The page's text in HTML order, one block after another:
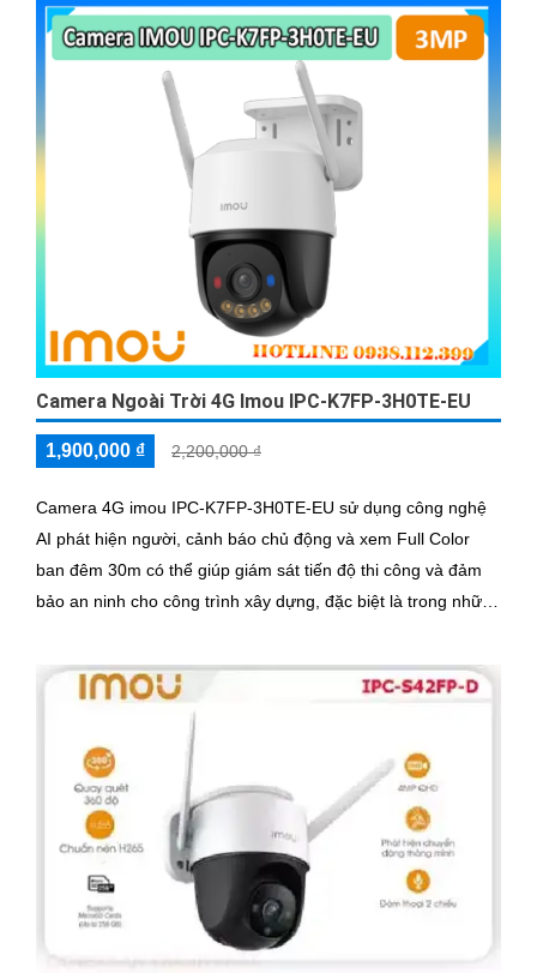
Camera Ngoài Trời 4G Imou IPC-K7FP-3H0TE-EU
1,900,000 ₫ 2,200,000 ₫
Camera 4G imou IPC-K7FP-3H0TE-EU sử dụng công nghệ
AI phát hiện người, cảnh báo chủ động và xem Full Color
ban đêm 30m có thể giúp giám sát tiến độ thi công và đảm
bảo an ninh cho công trình xây dựng, đặc biệt là trong những
mạng ổn định. Camera IPC-K7FP-3H0TE-EU sử dụng công
nghệ nhận diện người và động vật, kết hợp Wifi không dây